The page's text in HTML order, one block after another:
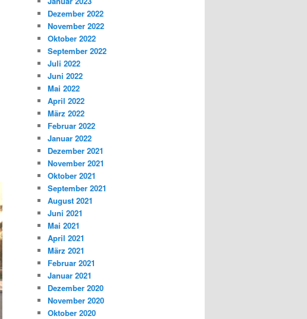
Dezember 2022
November 2022
Oktober 2022
September 2022
Juli 2022
Juni 2022
Mai 2022
April 2022
März 2022
Februar 2022
Januar 2022
Dezember 2021
November 2021
Oktober 2021
September 2021
August 2021
Juni 2021
Mai 2021
April 2021
März 2021
Februar 2021
Januar 2021
Dezember 2020
November 2020
Oktober 2020